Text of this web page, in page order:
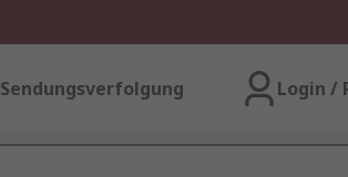
Sendungsverfolgung Login /